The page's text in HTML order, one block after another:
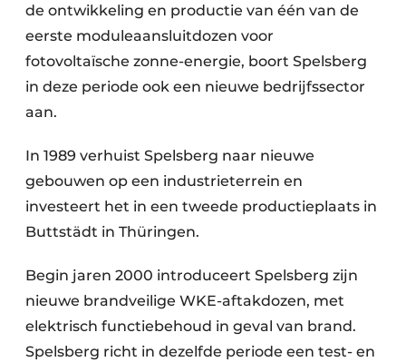
de ontwikkeling en productie van één van de
eerste moduleaansluitdozen voor
fotovoltaïsche zonne-energie, boort Spelsberg
in deze periode ook een nieuwe bedrijfssector
aan.
In 1989 verhuist Spelsberg naar nieuwe
gebouwen op een industrieterrein en
investeert het in een tweede productieplaats in
Buttstädt in Thüringen.
Begin jaren 2000 introduceert Spelsberg zijn
nieuwe brandveilige WKE-aftakdozen, met
elektrisch functiebehoud in geval van brand.
Spelsberg richt in dezelfde periode een test- en